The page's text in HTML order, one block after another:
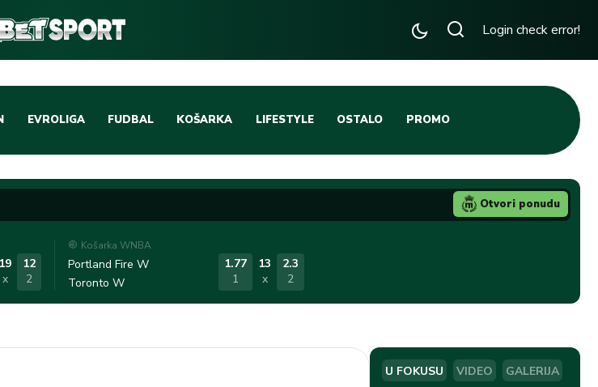
Login check error!
EVROLIGA FUDBAL
DOMAĆI FUDBAL
LIGE PETICE
OSTALE LIGE
KOŠARKA
EVROLIGA
ABA LIGA
REPREZENTATIVNA KOŠARKA
LIFESTYLE OSTALO
TENIS
TIFO SCENA
PROMO
19
x
12
2
Košarka WNBA
Portland Fire W
Toronto W
1.77
1
13
x
2.3
2
Otvori ponudu
U FOKUSU VIDEO GALERIJA